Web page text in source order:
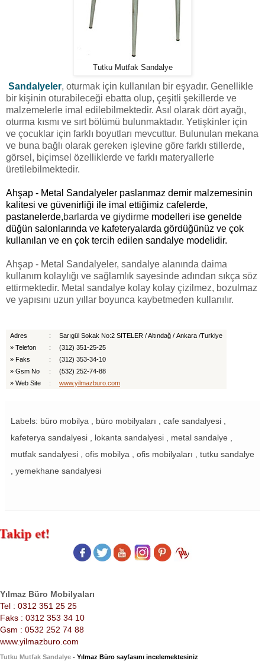
Tutku Mutfak Sandalye
Sandalyeler, oturmak için kullanılan bir eşyadır. Genellikle
bir kişinin oturabileceği ebatta olup, çeşitli şekillerde ve
malzemelerle imal edilebilmektedir. Asıl olarak dört ayağı,
oturma kısmı ve sırt bölümü bulunmaktadır. Yetişkinler için
ve çocuklar için farklı boyutları mevcuttur. Bulunulan mekana
ve buna bağlı olarak gereken işlevine göre farklı stillerde,
görsel, biçimsel özelliklerde ve farklı materyallerle
üretilebilmektedir.
Ahşap - Metal Sandalyeler paslanmaz demir malzemesinin
kalitesi ve güvenirliği ile imal ettiğimiz cafelerde,
pastanelerde,barlarda ve giydirme modelleri ise genelde
düğün salonlarında ve kafeteryalarda gördüğünüz ve çok
kullanılan ve en çok tercih edilen sandalye modelidir.
Ahşap - Metal Sandalyeler, sandalye alanında daima
kullanım kolaylığı ve sağlamlık sayesinde adından sıkça söz
ettirmektedir. Metal sandalye kolay kolay çizilmez, bozulmaz
ve yapısını uzun yıllar boyunca kaybetmeden kullanılır.
Adres : Sarıgül Sokak No:2 SITELER / Altındağ / Ankara /Turkiye
» Telefon :
(312) 351-25-25
» Faks :
(312) 353-34-10
» Gsm No :
(532) 252-74-88
» Web Site : www.yilmazburo.com
Labels: büro mobilya , büro mobilyaları , cafe sandalyesi ,
kafeterya sandalyesi , lokanta sandalyesi , metal sandalye ,
mutfak sandalyesi , ofis mobilya , ofis mobilyaları , tutku sandalye
, yemekhane sandalyesi
Yılmaz Büro Mobilyaları
Tel : 0312 351 25 25
Faks : 0312 353 34 10
Gsm : 0532 252 74 88
www.yilmazburo.com
Tutku Mutfak Sandalye - Yılmaz Büro sayfasını incelemektesiniz